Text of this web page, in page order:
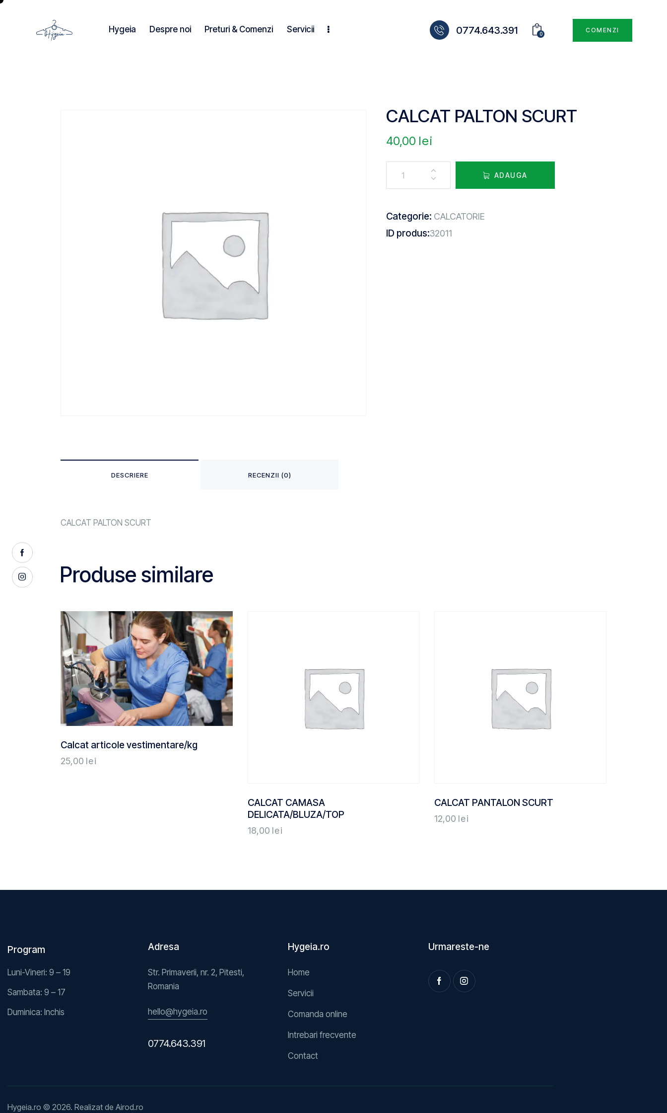
Hygeia Despre noi Preturi & Comenzi Servicii 0774.643.391 0
COMENZI
CALCAT PALTON SCURT
40,00 lei
ADAUGA
Categorie: CALCATORIE
ID produs:32011
DESCRIERE RECENZII (0)
CALCAT PALTON SCURT
Produse similare
Calcat articole vestimentare/kg
25,00 lei
CALCAT CAMASA
DELICATA/BLUZA/TOP
18,00 lei
CALCAT PANTALON SCURT
12,00 lei
Program
Luni-Vineri: 9 – 19
Sambata: 9 – 17
Duminica: Inchis
Adresa
Str. Primaverii, nr. 2, Pitesti,
Romania
hello@hygeia.ro
0774.643.391
Hygeia.ro
Home
Servicii
Comanda online
Intrebari frecvente
Contact
Urmareste-ne
Hygeia.ro © 2026. Realizat de Airod.ro